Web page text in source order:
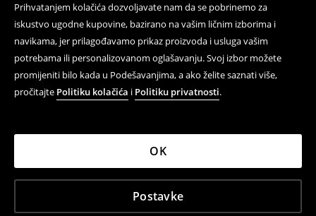
Prihvatanjem kolačića dozvoljavate nam da se pobrinemo za
iskustvo ugodne kupovine, bazirano na vašim ličnim izborima i
navikama, jer prilagođavamo prikaz proizvoda i usluga vašim
potrebama ili personalizovanom oglašavanju. Svoj izbor možete
promijeniti bilo kada u Podešavanjima, a ako želite saznati više,
pročitajte Politiku kolačića i Politiku privatnosti.
Postavke
OK